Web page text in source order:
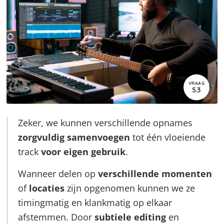
VRAAG
5.3
Zeker, we kunnen verschillende opnames
zorgvuldig samenvoegen tot één vloeiende
trackvoor eigen gebruik.
Wanneer delen opverschillende momenten
of locaties zijn opgenomen kunnen we ze
timingmatig en klankmatig op elkaar
afstemmen. Doorsubtiele editing en